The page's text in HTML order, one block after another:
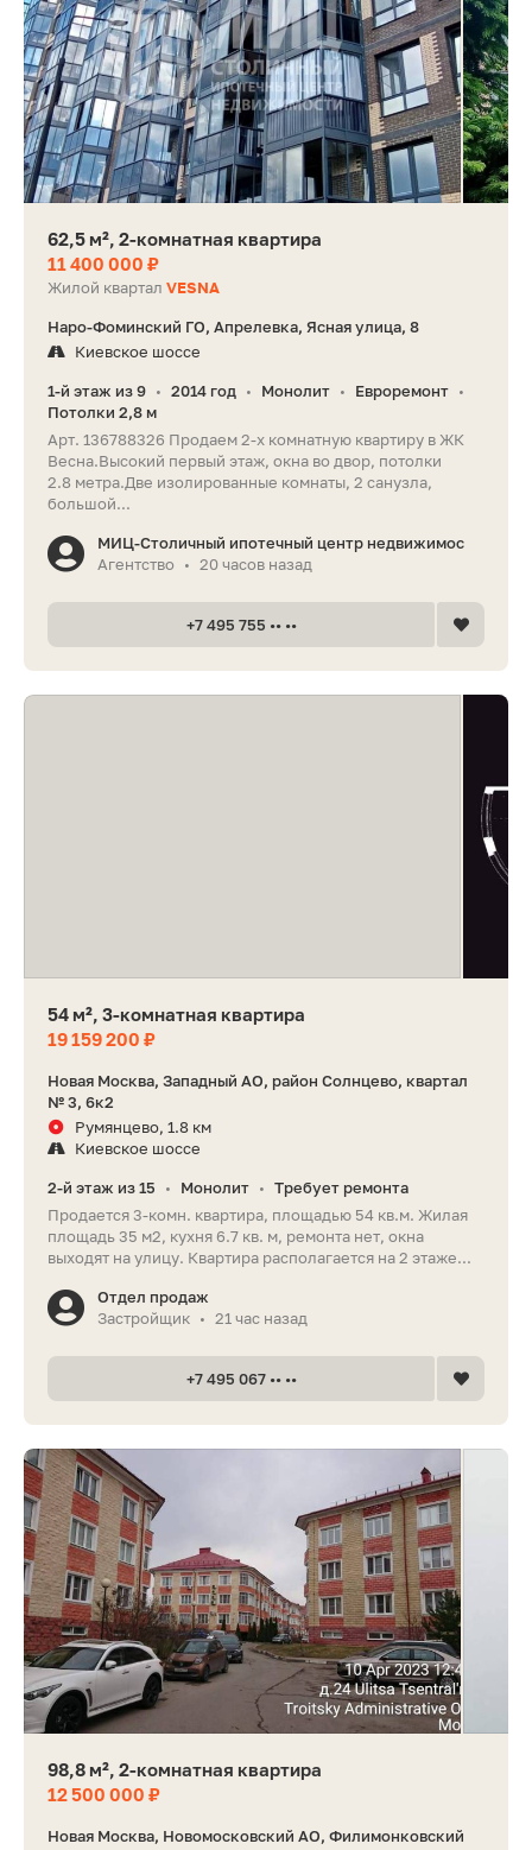
62,5 м², 2-комнатная квартира
11 400 000 ₽
Жилой квартал VESNA
Наро-Фоминский ГО, Апрелевка, Ясная улица, 8
Киевское шоссе
1-й этаж из 9 • 2014 год • Монолит • Евроремонт •
Потолки 2,8 м
Арт. 136788326 Продаем 2-х комнатную квартиру в ЖК
Весна.Высокий первый этаж, окна во двор, потолки
2.8 метра.Две изолированные комнаты, 2 санузла,
большой...
МИЦ-Столичный ипотечный центр недвижимос
Агентство
• 20 часов назад
+7 495 755 •• ••
54 м², 3-комнатная квартира
19 159 200 ₽
Новая Москва, Западный АО, район Солнцево, квартал
№ 3, 6к2
Румянцево, 1.8 км
Киевское шоссе
2-й этаж из 15 • Монолит • Требует ремонта
Продается 3-комн. квартира, площадью 54 кв.м. Жилая
площадь 35 м2, кухня 6.7 кв. м, ремонта нет, окна
выходят на улицу. Квартира располагается на 2 этаже...
Отдел продаж
Застройщик • 21 час назад
+7 495 067 •• ••
98,8 м², 2-комнатная квартира
12 500 000 ₽
Новая Москва, Новомосковский АО, Филимонковский